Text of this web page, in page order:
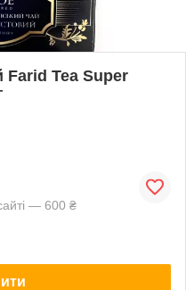
Farid Tea Super
— 600 ₴